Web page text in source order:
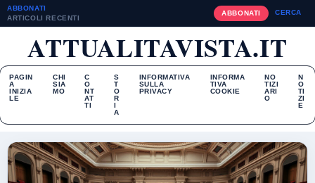
ABBONATI
ARTICOLI RECENTI
ABBONATI CERCA
ATTUALITAVISTA.IT
PAGIN
A
INIZIA
LE
CHI
SIA
MO
C
O
NT
AT
TI
S
T
O
R
I
A
INFORMATIVA
SULLA
PRIVACY
INFORMA
TIVA
COOKIE
NO
TIZI
ARI
O
N
O
TI
ZI
E